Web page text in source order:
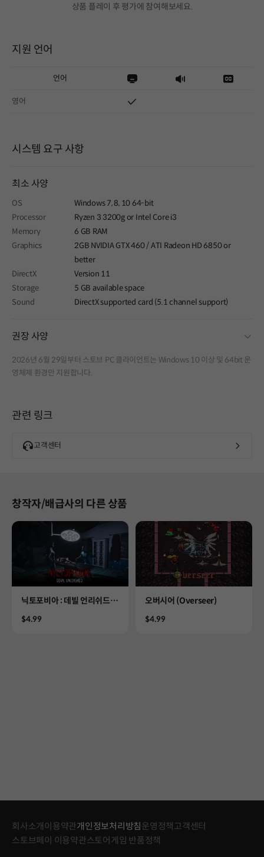
상품 플레이 후 평가에 참여해보세요.
지원 언어
언어
영어
시스템 요구 사항
최소 사양
OS
Windows 7, 8, 10 64-bit
Processor
Ryzen 3 3200g or Intel Core i3
Memory
6 GB RAM
Graphics
2GB NVIDIA GTX 460 / ATI Radeon HD 6850 or
better
DirectX
Version 11
Storage
5 GB available space
Sound
DirectX supported card (5.1 channel support)
권장 사양
2026년 6월 29일부터 스토브 PC 클라이언트는 Windows 10 이상 및 64bit 운
영체제 환경만 지원합니다.
관련 링크
고객센터
창작자/배급사의 다른 상품
Product
닉토포비아 : 데빌 언리쉬드
ashed)
Price
$4.99
Product
오버시어 (Overseer)
Price
$4.99
회사소개 이용약관개인정보처리방침 운영정책고객센터
스토브페이 이용약관스토어게임 반품정책